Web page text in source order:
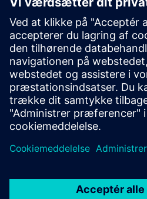
Stor sprogmodel
• Naturlig sproginteraktion
• Indsigtsgenerering og
• Kontrolleret udførelse af